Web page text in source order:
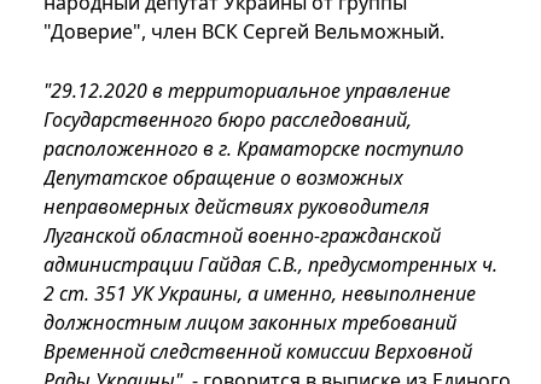
"Доверие", член ВСК Сергей Вельможный.
"29.12.2020 в территориальное управление
Государственного бюро расследований,
расположенного в г. Краматорске поступило
Депутатское обращение о возможных
неправомерных действиях руководителя
Луганской областной военно-гражданской
администрации Гайдая С.В., предусмотренных ч.
2 ст. 351 УК Украины, а именно, невыполнение
должностным лицом законных требований
Временной следственной комиссии Верховной